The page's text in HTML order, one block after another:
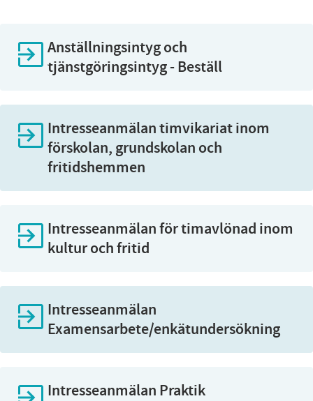
Anställningsintyg och
tjänstgöringsintyg - Beställ
Intresseanmälan timvikariat inom
förskolan, grundskolan och
fritidshemmen
Intresseanmälan för timavlönad inom
kultur och fritid
Intresseanmälan
Examensarbete/enkätundersökning
Intresseanmälan Praktik